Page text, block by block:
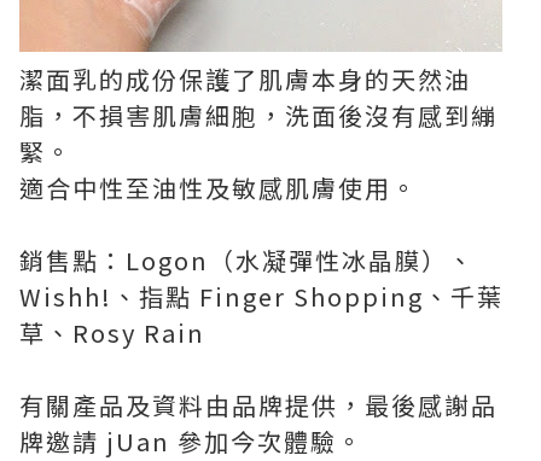
潔面乳的成份保護了肌膚本身的天然油
脂，不損害肌膚細胞，洗面後沒有感到繃
緊。
適合中性至油性及敏感肌膚使用。
銷售點：Logon（水凝彈性冰晶膜）、
Wishh!、指點 Finger Shopping、千葉
草、Rosy Rain
有關產品及資料由品牌提供，最後感謝品
牌邀請 jUan 參加今次體驗。